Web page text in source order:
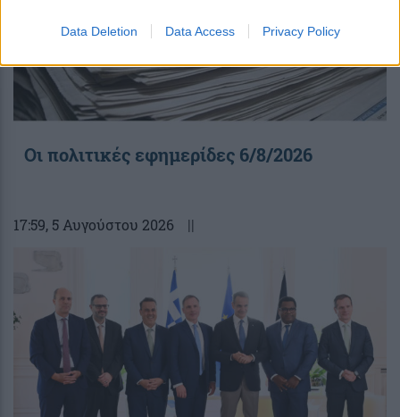
Data Deletion Data Access Privacy Policy
Οι πολιτικές εφημερίδες 6/8/2026
17:59, 5 Αυγούστου 2026 ||